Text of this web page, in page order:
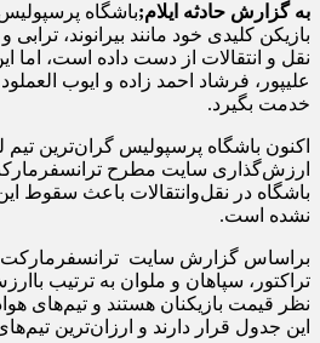
به گزارش حادثه ایلام;باشگاه
بازیکن کلیدی خود مانند بیرانوند،
نقل و انتقالات از دست داده است، اما
علیپور، فرشاد احمد زاده و ایوب
خدمت بگیرد.
اکنون باشگاه پرسپولیس گران‌ترین
ارزش‌گذاری سایت مطرح
باشگاه در نقل‌وانتقالات باعث سقوط
نشده است.
براساس گزارش سایت ترانسفرمارکت،
تراکتور، سپاهان و ملوان به ترتیب
نظر قیمت بازیکنان هستند و تیم‌های
این جدول قرار دارند و ارزان‌ترین